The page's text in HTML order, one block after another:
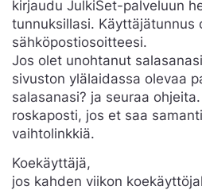
kirjaudu JulkiSet-palveluun
tunnuksillasi. Käyttäjätunnus
sähköpostiosoitteesi.
Jos olet unohtanut
sivuston ylälaidassa olevaa
salasanasi? ja seuraa
roskaposti, jos et saa
vaihtolinkkiä.
Koekäyttäjä,
jos kahden viikon